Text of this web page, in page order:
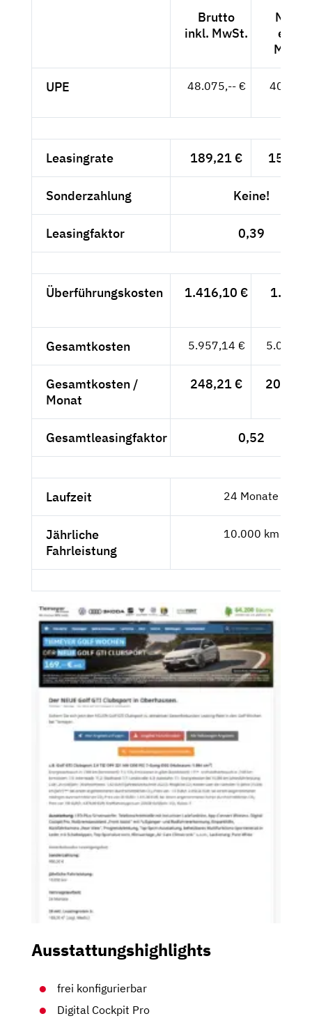
Brutto
inkl. MwSt.
Netto
exkl.
MwSt.
UPE 48.075,-- €
Leasingrate 189,21 € 159,--
Sonderzahlung Keine!
Leasingfaktor 0,39
Überführungskosten 1.416,10 €
1.190,-
Gesamtkosten 5.957,14 € 5.006,--
Gesamtkosten /
Monat
248,21 € 208,58
Gesamtleasingfaktor 0,52
Laufzeit 24 Monate
Jährliche
Fahrleistung
10.000 km
Ausstattungshighlights
frei konfigurierbar
Digital Cockpit Pro